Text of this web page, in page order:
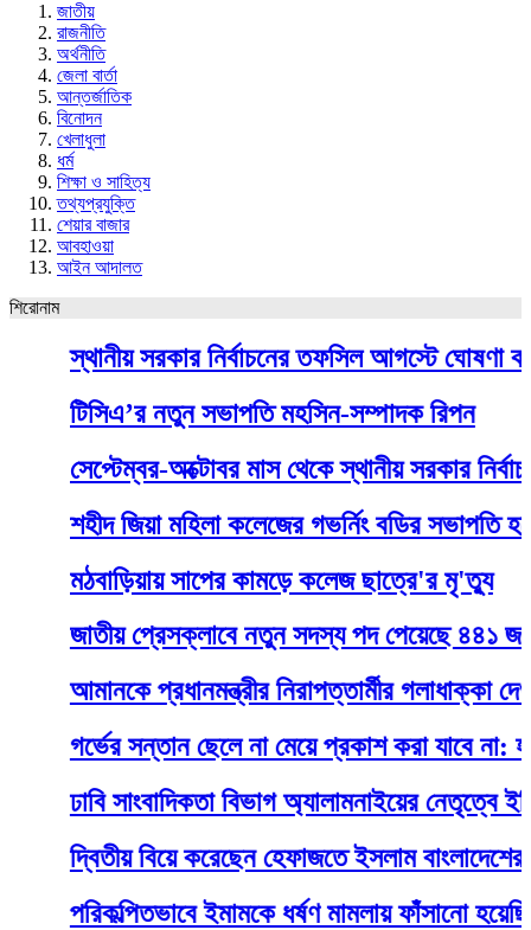
জাতীয়
রাজনীতি
অর্থনীতি
জেলা বার্তা
আন্তর্জাতিক
বিনোদন
খেলাধুলা
ধর্ম
শিক্ষা ও সাহিত্য
তথ্যপ্রযুক্তি
শেয়ার বাজার
আবহাওয়া
আইন আদালত
শিরোনাম
স্থানীয় সরকার নির্বাচনের তফসিল আগস্টে ঘোষণা করতে
টিসিএ’র নতুন সভাপতি মহসিন-সম্পাদক রিপন
সেপ্টেম্বর-অক্টোবর মাস থেকে স্থানীয় সরকার নির্বাচন
শহীদ জিয়া মহিলা কলেজের গভর্নিং বডির সভাপতি হলেন
মঠবাড়িয়ায় সাপের কামড়ে কলেজ ছাত্রে'র মৃ'ত্যু
জাতীয় প্রেসক্লাবে নতুন সদস্য পদ পেয়েছে ৪৪১ জন
আমানকে প্রধানমন্ত্রীর নিরাপত্তার্মীর গলাধাক্কা দেওয়ার
গর্ভের সন্তান ছেলে না মেয়ে প্রকাশ করা যাবে না:
ঢাবি সাংবাদিকতা বিভাগ অ্যালামনাইয়ের নেতৃত্বে
দ্বিতীয় বিয়ে করেছেন হেফাজতে ইসলাম বাংলাদেশের
পরিকল্পিতভাবে ইমামকে ধর্ষণ মামলায় ফাঁসানো হয়েছিল